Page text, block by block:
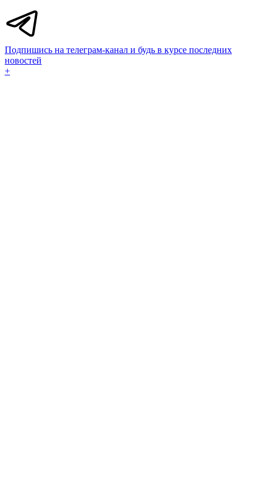
Подпишись на телеграм-канал и будь в курсе последних
новостей
+